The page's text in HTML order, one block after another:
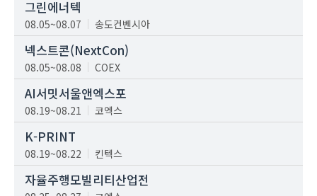
그린에너텍
08.05~08.07 송도컨벤시아
넥스트콘(NextCon)
08.05~08.08 COEX
AI서밋서울앤엑스포
08.19~08.21 코엑스
K-PRINT
08.19~08.22 킨텍스
자율주행모빌리티산업전